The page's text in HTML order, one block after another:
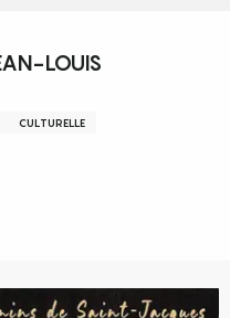
LOUIS
CULTURELLE